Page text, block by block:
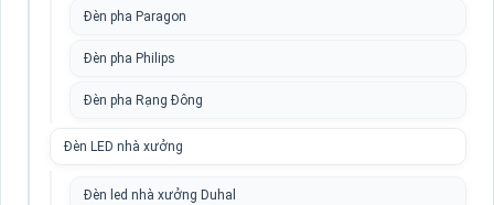
Đèn pha Paragon
Đèn pha Philips
Đèn pha Rạng Đông
Đèn LED nhà xưởng
Đèn led nhà xưởng Duhal